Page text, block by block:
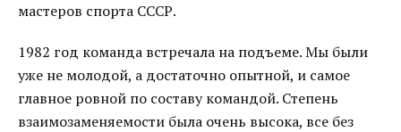
мастеров спорта СССР.
1982 год команда встречала на подъеме. Мы были
уже не молодой, а достаточно опытной, и самое
главное ровной по составу командой. Степень
взаимозаменяемости была очень высока, все без